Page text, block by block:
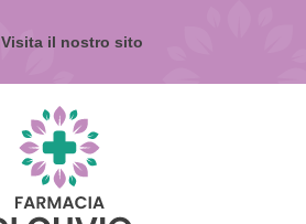
Visita il nostro sito